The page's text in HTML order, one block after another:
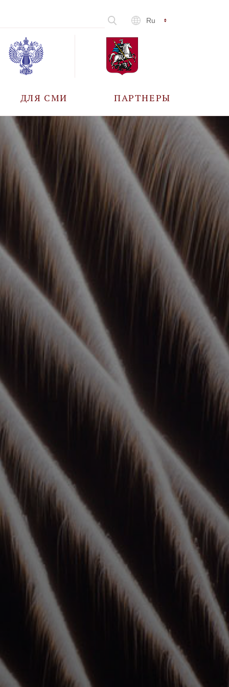
Ru
ДЛЯ СМИ
АККРЕДИТАЦИЯ
ПАРТНЕРЫ